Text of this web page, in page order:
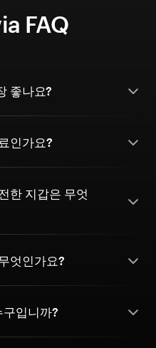
FAQ
좋나요?
인가요?
한 지갑은 무엇
엇인가요?
구입니까?